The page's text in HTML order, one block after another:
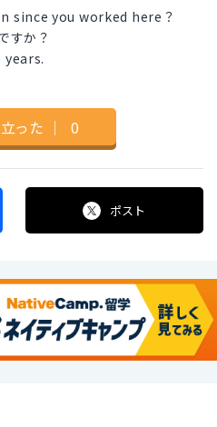
since you worked here？
すか？
った ｜ 0
ポスト